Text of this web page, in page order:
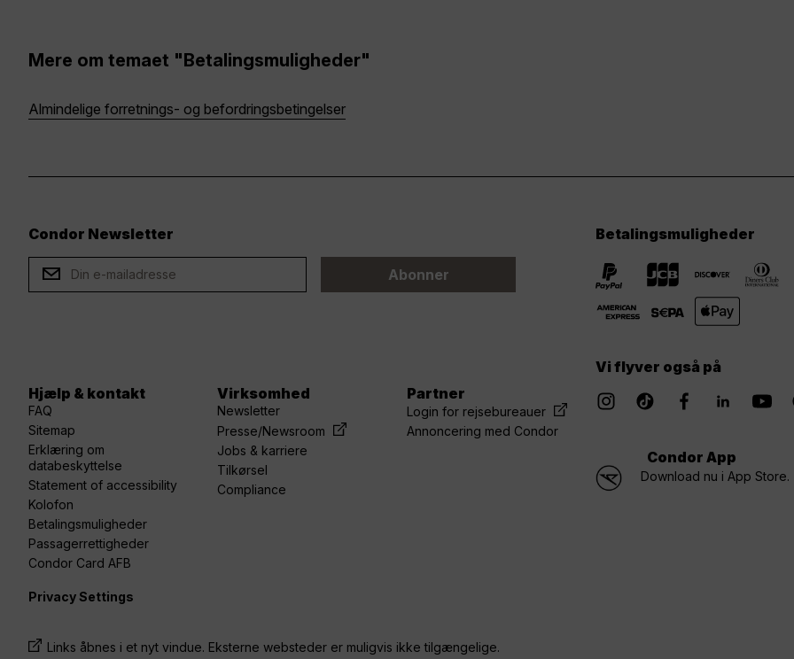
Mere om temaet "Betalingsmuligheder"
Almindelige forretnings- og befordringsbetingelser
Condor Newsletter
Abonner
Betalingsmuligheder
Hjælp & kontakt
FAQ
Sitemap
Erklæring om
databeskyttelse
Statement of accessibility
Kolofon
Betalingsmuligheder
Passagerrettigheder
Condor Card AFB
Virksomhed
Newsletter
Presse/Newsroom
Jobs & karriere
Tilkørsel
Compliance
Partner
Login for rejsebureauer
Annoncering med Condor
Vi flyver også på
Condor App
Download nu i App Store.
Privacy Settings
Links åbnes i et nyt vindue. Eksterne websteder er muligvis ikke tilgængelige.